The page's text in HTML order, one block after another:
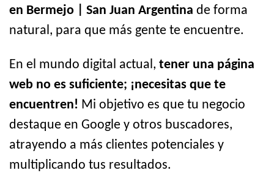
en Bermejo | San Juan Argentina de forma
natural, para que más gente te encuentre.
En el mundo digital actual, tener una página
web no es suficiente; ¡necesitas que te
encuentren! Mi objetivo es que tu negocio
destaque en Google y otros buscadores,
atrayendo a más clientes potenciales y
multiplicando tus resultados.